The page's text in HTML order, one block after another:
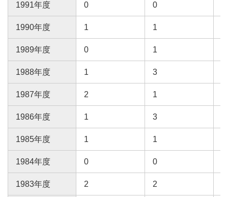
1991年度 0 0
1990年度 1 1
1989年度 0 1
1988年度 1 3
1987年度 2 1
1986年度 1 3
1985年度 1 1
1984年度 0 0
1983年度 2 2